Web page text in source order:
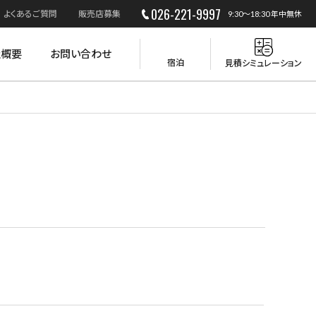
よくあるご質問 販売店募集 026-221-9997 9:30～18:30 年中無休
要 お問い合わせ
宿泊 見積シミュレーション